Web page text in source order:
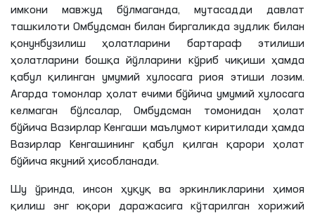
имкони мавжуд бўлмаганда, мутасадди давлат
ташкилоти Омбудсман билан биргаликда зудлик билан
қонунбузилиш ҳолатларини бартараф этилиши
ҳолатларини бошқа йўлларини кўриб чиқиши ҳамда
қабул қилинган умумий хулосага риоя этиши лозим.
Агарда томонлар ҳолат ечими бўйича умумий хулосага
келмаган бўлсалар, Омбудсман томонидан ҳолат
бўйича Вазирлар Кенгаши маълумот киритилади ҳамда
Вазирлар Кенгашининг қабул қилган қарори ҳолат
бўйича якуний ҳисобланади.
Шу ўринда, инсон ҳуқуқ ва эркинликларини ҳимоя
қилиш энг юқори даражасига кўтарилган хорижий